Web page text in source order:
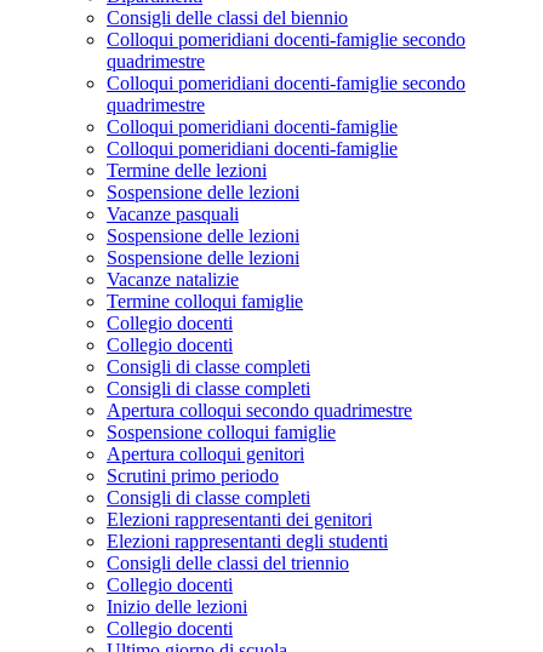
Consigli delle classi del biennio
Colloqui pomeridiani docenti-famiglie secondo
quadrimestre
Colloqui pomeridiani docenti-famiglie secondo
quadrimestre
Colloqui pomeridiani docenti-famiglie
Colloqui pomeridiani docenti-famiglie
Termine delle lezioni
Sospensione delle lezioni
Vacanze pasquali
Sospensione delle lezioni
Sospensione delle lezioni
Vacanze natalizie
Termine colloqui famiglie
Collegio docenti
Collegio docenti
Consigli di classe completi
Consigli di classe completi
Apertura colloqui secondo quadrimestre
Sospensione colloqui famiglie
Apertura colloqui genitori
Scrutini primo periodo
Consigli di classe completi
Elezioni rappresentanti dei genitori
Elezioni rappresentanti degli studenti
Consigli delle classi del triennio
Collegio docenti
Inizio delle lezioni
Collegio docenti